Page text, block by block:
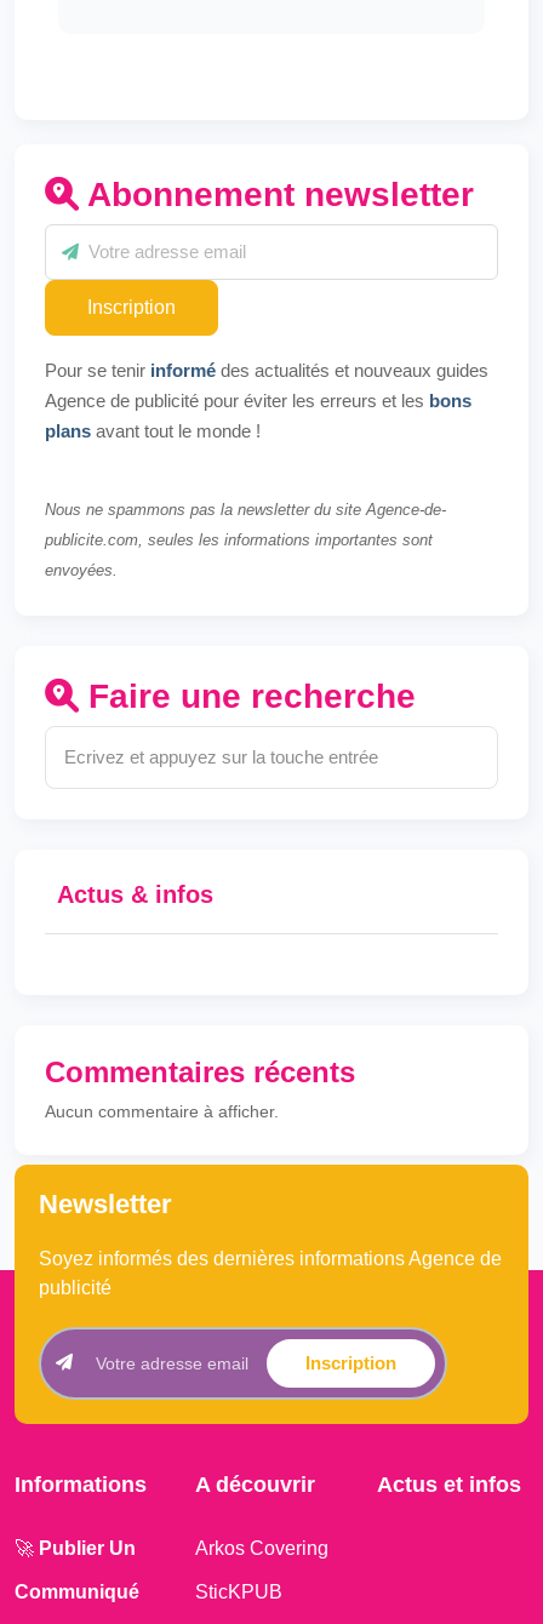
Abonnement newsletter
Inscription
Pour se tenir informé des actualités et nouveaux guides
Agence de publicité pour éviter les erreurs et les bons
plans avant tout le monde !
Nous ne spammons pas la newsletter du site Agence-de-
publicite.com, seules les informations importantes sont
envoyées.
Faire une recherche
Actus & infos
Commentaires récents
Aucun commentaire à afficher.
Newsletter
Soyez informés des dernières informations Agence de
publicité
Inscription
Informations
🚀 Publier Un
Communiqué
A découvrir
Arkos Covering
SticKPUB
Actus et infos